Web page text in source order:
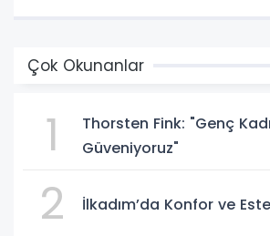
Çok Okunanlar
1
Thorsten Fink: "Genç
Güveniyoruz"
2 İlkadım’da Konfor ve